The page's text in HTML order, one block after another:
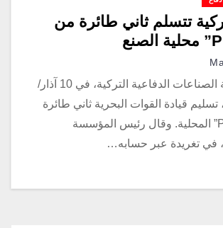
تتسلم ثاني طائرة من
أعلنت مؤسسة الصناعات الدفاعية التركية، في 10 آذار/
قيادة القوات البحرية ثاني طائرة
من طراز “P 72” المحلية. وقال رئيس المؤسسة
في تغريدة عبر حسابه…